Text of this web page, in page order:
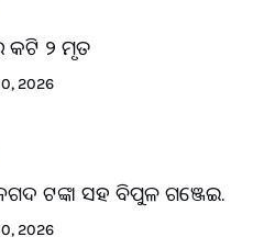
କଟି ୨ ମୃତ
2026
ଟଙ୍କା ସହ ବିପୁଳ ଗଞ୍ଜେଇ.
2026